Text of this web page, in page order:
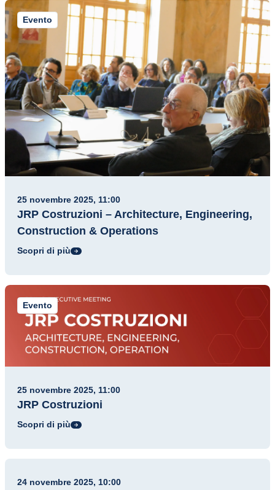
Evento
25 novembre 2025, 11:00
JRP Costruzioni – Architecture, Engineering,
Construction & Operations
Scopri di più
Evento
25 novembre 2025, 11:00
JRP Costruzioni
Scopri di più
Evento
24 novembre 2025, 10:00